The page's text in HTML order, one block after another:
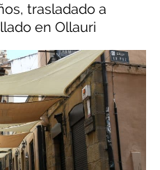
trasladado a
en Ollauri